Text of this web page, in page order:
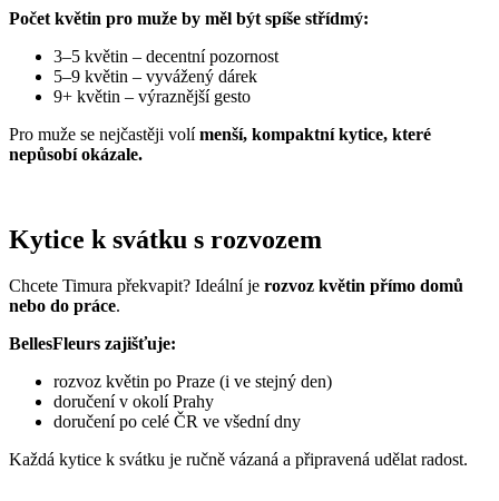
Počet květin pro muže by měl být spíše střídmý:
3–5 květin – decentní pozornost
5–9 květin – vyvážený dárek
9+ květin – výraznější gesto
Pro muže se nejčastěji volímenší, kompaktní kytice, které
nepůsobí okázale.
Kytice k svátku s rozvozem
Chcete Timura překvapit? Ideální je rozvoz květin přímo domů
nebo do práce.
BellesFleurs zajišťuje:
rozvoz květin po Praze (i ve stejný den)
doručení v okolí Prahy
doručení po celé ČR ve všední dny
Každá kytice k svátku je ručně vázaná a připravená udělat radost.